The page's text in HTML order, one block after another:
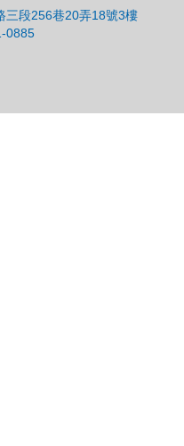
三段256巷20弄18號3樓
0885